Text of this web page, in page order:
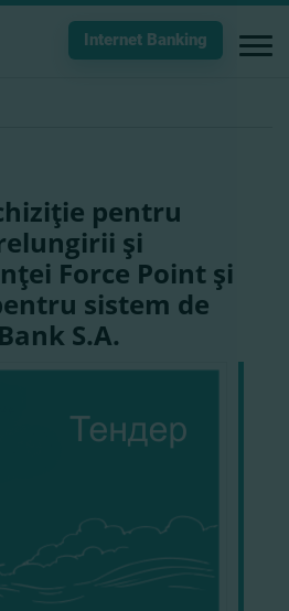
Internet Banking
pentru
şi
Force Point şi
sistem de
S.A.